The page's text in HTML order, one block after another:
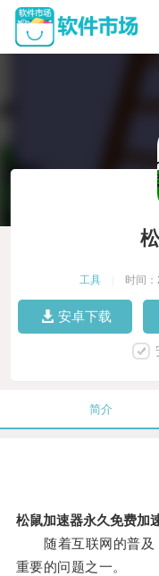
工具 时间
安卓下载
简介
松鼠加速器永久免费加
随着互联网的普及
重要的问题之一。